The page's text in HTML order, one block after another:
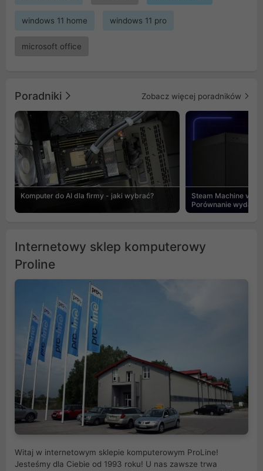
windows 11 home windows 11 pro
microsoft office
Poradniki Zobacz więcej poradników
Komputer do AI dla firmy - jaki wybrać?
Steam Machine vs
Porównanie
Internetowy sklep komputerowy
Proline
Witaj w internetowym sklepie komputerowym ProLine!
Jesteśmy dla Ciebie od 1993 roku! U nas zawsze trwa